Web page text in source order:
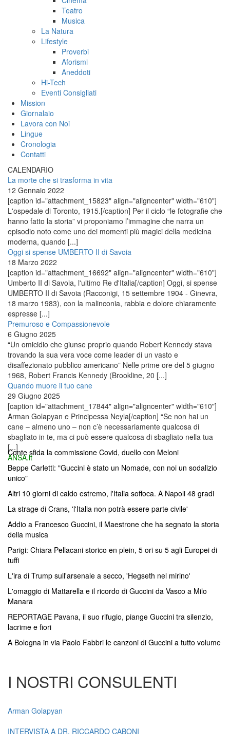
Teatro
Musica
La Natura
Lifestyle
Proverbi
Aforismi
Aneddoti
Hi-Tech
Eventi Consigliati
Mission
Giornalaio
Lavora con Noi
Lingue
Cronologia
Contatti
CALENDARIO
La morte che si trasforma in vita
12 Gennaio 2022
[caption id="attachment_15823" align="aligncenter" width="610"]
L'ospedale di Toronto, 1915.[/caption] Per il ciclo “le fotografie che
hanno fatto la storia” vi proponiamo l’immagine che narra un
episodio noto come uno dei momenti più magici della medicina
moderna, quando [...]
Oggi si spense UMBERTO II di Savoia
18 Marzo 2022
[caption id="attachment_16692" align="aligncenter" width="610"]
Umberto II di Savoia, l'ultimo Re d'Italia[/caption] Oggi, si spense
UMBERTO II di Savoia (Racconigi, 15 settembre 1904 - Ginevra,
18 marzo 1983), con la malinconia, rabbia e dolore chiaramente
espresse [...]
Premuroso e Compassionevole
6 Giugno 2025
“Un omicidio che giunse proprio quando Robert Kennedy stava
trovando la sua vera voce come leader di un vasto e
disaffezionato pubblico americano” Nelle prime ore del 5 giugno
1968, Robert Francis Kennedy (Brookline, 20 [...]
Quando muore il tuo cane
29 Giugno 2025
[caption id="attachment_17844" align="aligncenter" width="610"]
Arman Golapyan e Principessa Neyla[/caption] “Se non hai un
cane – almeno uno – non c’è necessariamente qualcosa di
sbagliato in te, ma ci può essere qualcosa di sbagliato nella tua
[...]
ANSA.it
Conte sfida la commissione Covid, duello con Meloni
Beppe Carletti: "Guccini è stato un Nomade, con noi un sodalizio
unico"
Altri 10 giorni di caldo estremo, l'Italia soffoca. A Napoli 48 gradi
La strage di Crans, 'l'Italia non potrà essere parte civile'
Addio a Francesco Guccini, il Maestrone che ha segnato la storia
della musica
Parigi: Chiara Pellacani storico en plein, 5 ori su 5 agli Europei di
tuffi
L'ira di Trump sull'arsenale a secco, 'Hegseth nel mirino'
L'omaggio di Mattarella e il ricordo di Guccini da Vasco a Milo
Manara
REPORTAGE Pavana, il suo rifugio, piange Guccini tra silenzio,
lacrime e fiori
A Bologna in via Paolo Fabbri le canzoni di Guccini a tutto volume
I NOSTRI CONSULENTI
Arman Golapyan
INTERVISTA A DR. RICCARDO CABONI